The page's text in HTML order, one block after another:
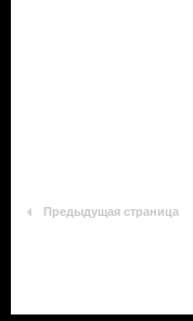
Предыдущая страница